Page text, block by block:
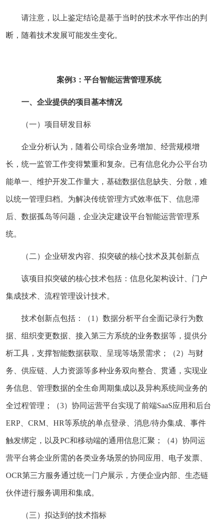
请注意，以上鉴定结论是基于当时的技术水平作出的判
断，随着技术发展可能发生变化。
案例3：平台智能运营管理系统
一、企业提供的项目基本情况
（一）项目研发目标
企业分析认为，随着公司综合业务增加、经营规模增
长，统一监管工作变得繁重和复杂。已有信息化办公平台功
能单一、维护开发工作量大，基础数据信息缺失、分散，难
以统一管理归档。为解决传统管理方式效率低下、信息滞
后、数据孤岛等问题，企业决定建设平台智能运营管理系
统。
（二）企业研发内容、拟突破的核心技术及其创新点
该项目拟突破的核心技术包括：信息化架构设计、门户
集成技术、流程管理设计技术。
技术创新点包括：（1）数据分析平台全面记录行为数
据、组织变更数据、接入第三方系统的业务数据等，提供分
析工具，支撑智能数据获取、呈现等场景需求；（2）与财
务、供应链、人力资源等多种业务双向整合、贯通，实现业
务信息、管理数据的全生命周期集成以及异构系统间业务的
全过程管理；（3）协同运营平台实现了前端SaaS应用和后台
ERP、CRM、HR等系统的单点登录、消息/待办集成、事件
触发绑定，以及PC和移动端的通用信息汇聚；（4）协同运
营平台将企业所需的各类业务场景的协同应用、电子发票、
OCR第三方服务通过统一门户展示，方便企业内部、生态链
伙伴进行服务调用和集成。
（三）拟达到的技术指标